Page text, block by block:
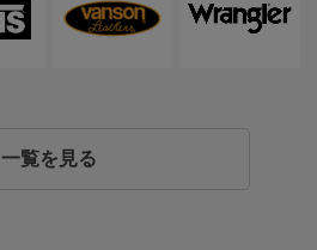
一覧を見る